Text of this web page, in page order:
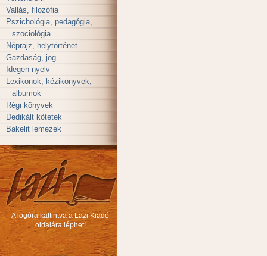
Vallás, filozófia
Pszichológia, pedagógia,
szociológia
Néprajz, helytörténet
Gazdaság, jog
Idegen nyelv
Lexikonok, kézikönyvek,
albumok
Régi könyvek
Dedikált kötetek
Bakelit lemezek
A logóra kattintva a Lazi Kiadó
oldalára léphet!